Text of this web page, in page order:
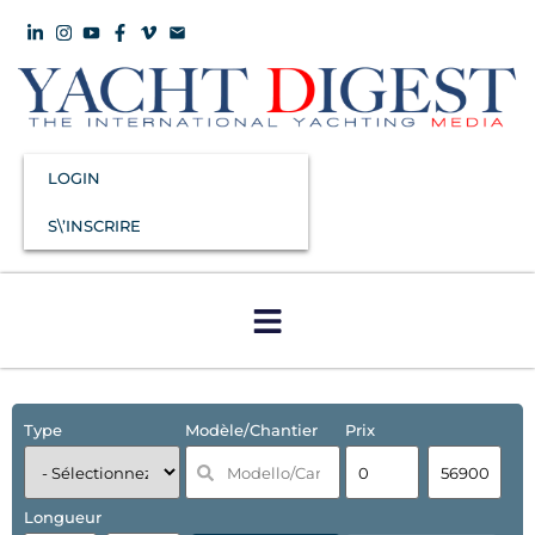
LOGIN
S\’INSCRIRE
Type Modèle/Chantier Prix
Longueur